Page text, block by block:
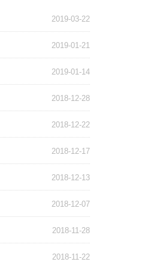
2019-03-22
2019-01-21
2019-01-14
2018-12-28
2018-12-22
2018-12-17
2018-12-13
2018-12-07
2018-11-28
2018-11-22